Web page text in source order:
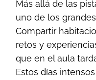
Más allá de las
uno de los
Compartir
retos y
que en el aula
Estos días